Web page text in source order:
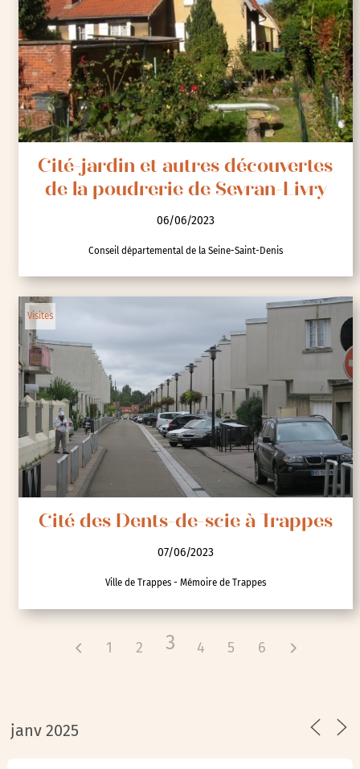
Cité-jardin et autres découvertes
de la poudrerie de Sevran-Livry
06/06/2023
Conseil départemental de la Seine-Saint-Denis
Visites
Cité des Dents-de-scie à Trappes
07/06/2023
Ville de Trappes - Mémoire de Trappes
1 2 3 4 5 6